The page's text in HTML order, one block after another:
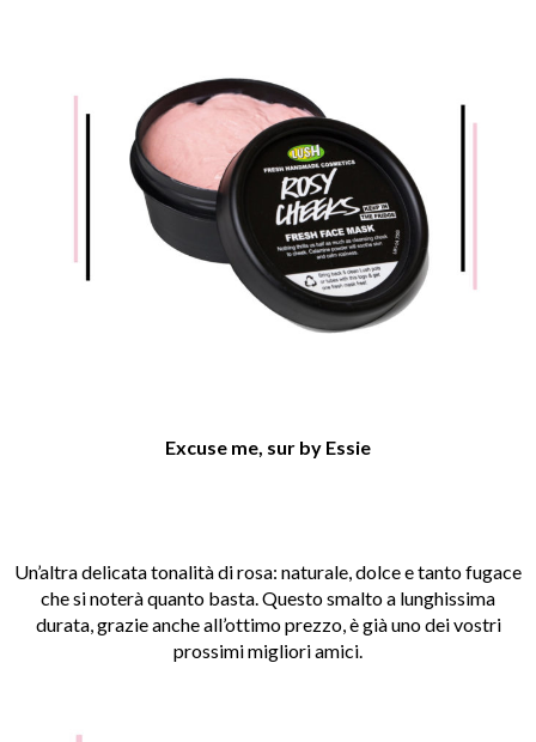
Excuse me, sur by Essie
Un’altra delicata tonalità di rosa: naturale, dolce e tanto fugace
che si noterà quanto basta. Questo smalto a lunghissima
durata, grazie anche all’ottimo prezzo, è già uno dei vostri
prossimi migliori amici.